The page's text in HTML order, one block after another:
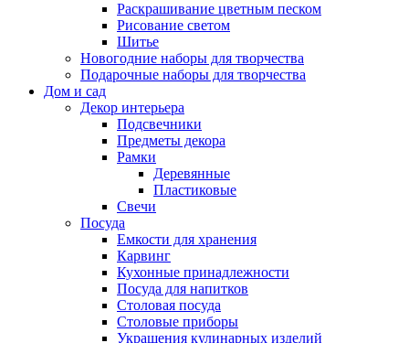
Раскрашивание цветным песком
Рисование светом
Шитье
Новогодние наборы для творчества
Подарочные наборы для творчества
Дом и сад
Декор интерьера
Подсвечники
Предметы декора
Рамки
Деревянные
Пластиковые
Свечи
Посуда
Емкости для хранения
Карвинг
Кухонные принадлежности
Посуда для напитков
Столовая посуда
Столовые приборы
Украшения кулинарных изделий